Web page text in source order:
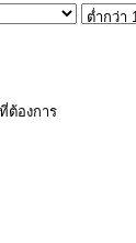
ต้องการ